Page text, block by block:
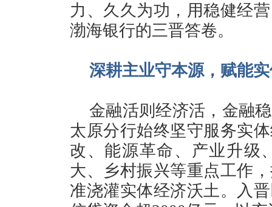
力、久久为功，用稳健经
渤海银行的三晋答卷。
深耕主业守本源，赋能
金融活则经济活，金融
太原分行始终坚守服务实
改、能源革命、产业升级
大、乡村振兴等重点工作
准浇灌实体经济沃土。入